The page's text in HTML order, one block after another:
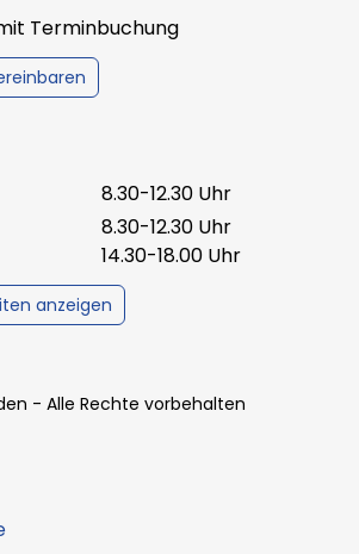
Terminbuchung
8.30-12.30 Uhr
8.30-12.30 Uhr
14.30-18.00 Uhr
anzeigen
- Alle Rechte vorbehalten